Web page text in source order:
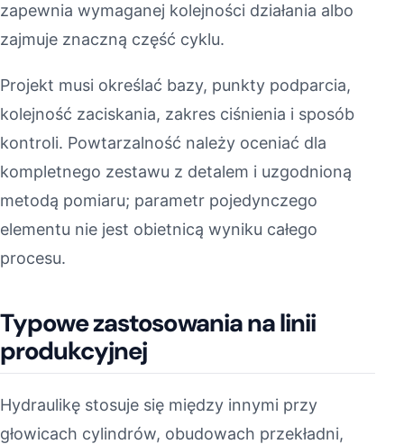
zapewnia wymaganej kolejności działania albo
zajmuje znaczną część cyklu.
Projekt musi określać bazy, punkty podparcia,
kolejność zaciskania, zakres ciśnienia i sposób
kontroli. Powtarzalność należy oceniać dla
kompletnego zestawu z detalem i uzgodnioną
metodą pomiaru; parametr pojedynczego
elementu nie jest obietnicą wyniku całego
procesu.
Typowe zastosowania na linii
produkcyjnej
Hydraulikę stosuje się między innymi przy
głowicach cylindrów, obudowach przekładni,